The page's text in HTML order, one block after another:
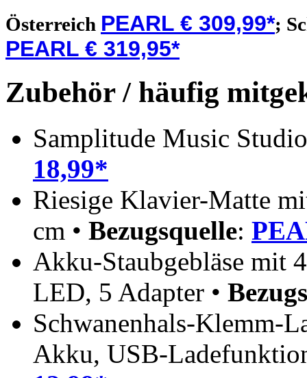
Österreich PEARL € 309,99*;
PEARL € 319,95*
Zubehör / häufig
Samplitude Music
18,99*
Riesige Klavier-Matte
cm • Bezugsquelle:
Akku-Staubgebläse mit
LED, 5 Adapter •
Schwanenhals-Klemm-
Akku, USB-